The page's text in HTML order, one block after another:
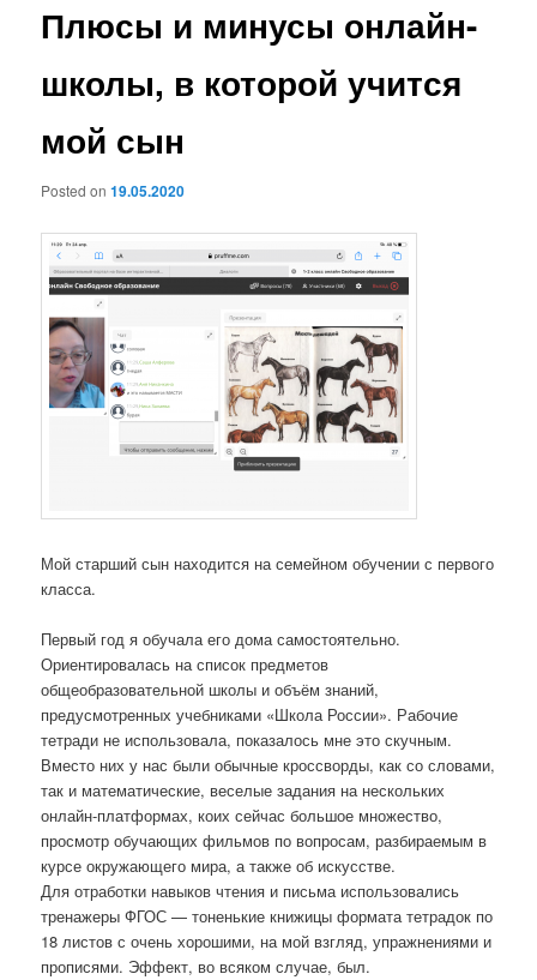
Плюсы и минусы онлайн-
школы, в которой учится
мой сын
Posted on19.05.2020
Мой старший сын находится на семейном обучении с первого
класса.
Первый год я обучала его дома самостоятельно.
Ориентировалась на список предметов
общеобразовательной школы и объём знаний,
предусмотренных учебниками «Школа России». Рабочие
тетради не использовала, показалось мне это скучным.
Вместо них у нас были обычные кроссворды, как со словами,
так и математические, веселые задания на нескольких
онлайн-платформах, коих сейчас большое множество,
просмотр обучающих фильмов по вопросам, разбираемым в
курсе окружающего мира, а также об искусстве.
Для отработки навыков чтения и письма использовались
тренажеры ФГОС — тоненькие книжицы формата тетрадок по
18 листов с очень хорошими, на мой взгляд, упражнениями и
прописями. Эффект, во всяком случае, был.